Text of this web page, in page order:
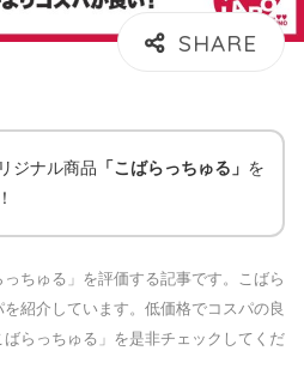
ジナル商品 「こばらっちゅる」 を
ちゅる」を評価する記事です。こばら
紹介しています。低価格でコスパの良
らっちゅる」を是非チェックしてくだ